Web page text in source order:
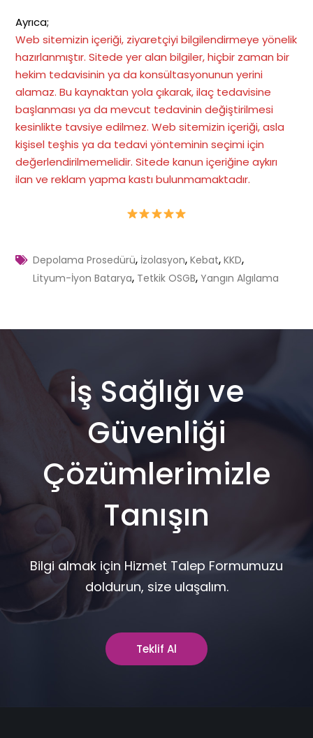
Ayrıca;
Web sitemizin içeriği, ziyaretçiyi bilgilendirmeye yönelik
hazırlanmıştır. Sitede yer alan bilgiler, hiçbir zaman bir
hekim tedavisinin ya da konsültasyonunun yerini
alamaz. Bu kaynaktan yola çıkarak, ilaç tedavisine
başlanması ya da mevcut tedavinin değiştirilmesi
kesinlikte tavsiye edilmez. Web sitemizin içeriği, asla
kişisel teşhis ya da tedavi yönteminin seçimi için
değerlendirilmemelidir. Sitede kanun içeriğine aykırı
ilan ve reklam yapma kastı bulunmamaktadır.
Depolama Prosedürü, İzolasyon,Kebat,KKD,
Lityum-İyon Batarya, Tetkik OSGB,Yangın Algılama
İş Sağlığı ve
Güvenliği
Çözümlerimizle
Tanışın
Bilgi almak için Hizmet Talep Formumuzu
doldurun, size ulaşalım.
Teklif Al